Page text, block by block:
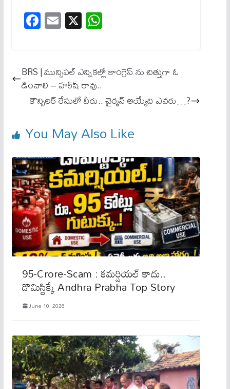
Fa
ce
ok
E
m
X W
ha
A
pp
BRS | మున్సిపల్ ఎన్నికల్లో కాంగ్రెస్ ను చిత్తుగా ఓ
డించాలి – హరీష్ రావు..
కౌన్సిలర్ రేసులో వీరు.. చైర్మన్ అయ్యేది ఎవరు…?
You May Also Like
95-Crore-Scam : కమర్షియల్​ కాదు..
డొమిస్టిక్కే Andhra Prabha Top Story
June 10, 2026